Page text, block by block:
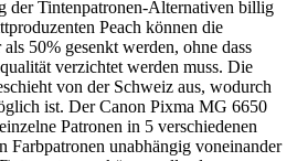
der Tintenpatronen-Alternativen billig
Peach können die
50% gesenkt werden, ohne dass
verzichtet werden muss. Die
von der Schweiz aus, wodurch
ist. Der Canon Pixma MG 6650
Patronen in 5 verschiedenen
Farbpatronen unabhängig voneinander